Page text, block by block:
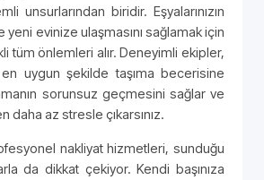
unsurlarından biridir. Eşyalarınızın
yeni evinize ulaşmasını sağlamak için
tüm önlemleri alır. Deneyimli ekipler,
uygun şekilde taşıma becerisine
sorunsuz geçmesini sağlar ve
daha az stresle çıkarsınız.
nakliyat hizmetleri, sunduğu
da dikkat çekiyor. Kendi başınıza